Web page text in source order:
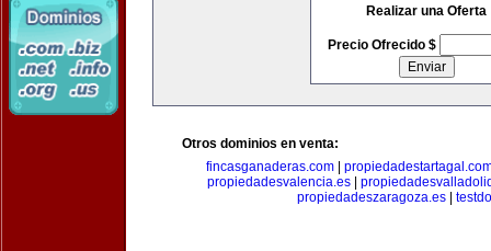
Realizar una Oferta
Precio Ofrecido $
Otros dominios en venta:
fincasganaderas.com|
propiedadesvalencia.es|
propiedadeszaragoza.es|